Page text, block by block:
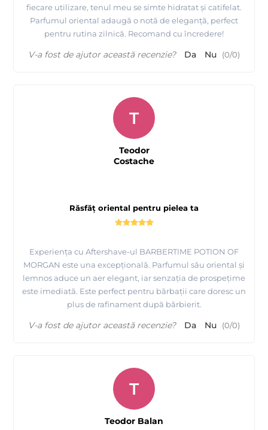
fiecare utilizare, tenul meu se simte hidratat și catifelat.
Parfumul oriental adaugă o notă de eleganță, perfect
pentru rutina zilnică. Recomand cu încredere!
V-a fost de ajutor această recenzie? Da Nu (0/0)
Răsfăț oriental pentru pielea ta
Experiența cu Aftershave-ul BARBERTIME POTION OF
MORGAN este una excepțională. Parfumul său oriental și
lemnos aduce un aer elegant, iar senzația de prospețime
este imediată. Este perfect pentru bărbații care doresc un
plus de rafinament după bărbierit.
T
Teodor
Costache
V-a fost de ajutor această recenzie? Da Nu (0/0)
T
Teodor Balan